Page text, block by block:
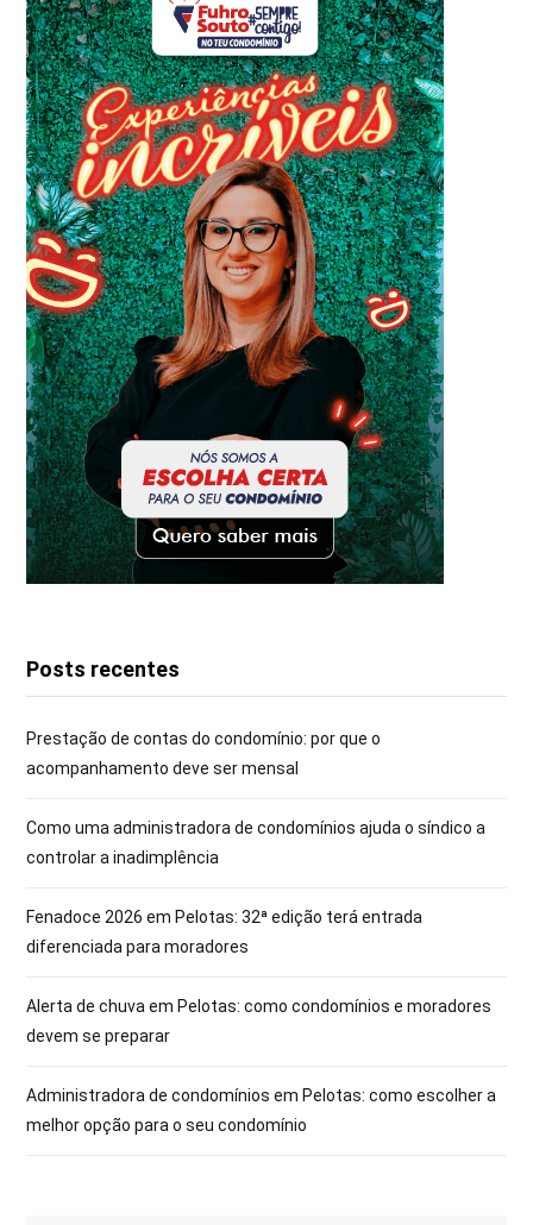
Posts recentes
Prestação de contas do condomínio: por que o
acompanhamento deve ser mensal
Como uma administradora de condomínios ajuda o síndico a
controlar a inadimplência
Fenadoce 2026 em Pelotas: 32ª edição terá entrada
diferenciada para moradores
Alerta de chuva em Pelotas: como condomínios e moradores
devem se preparar
Administradora de condomínios em Pelotas: como escolher a
melhor opção para o seu condomínio